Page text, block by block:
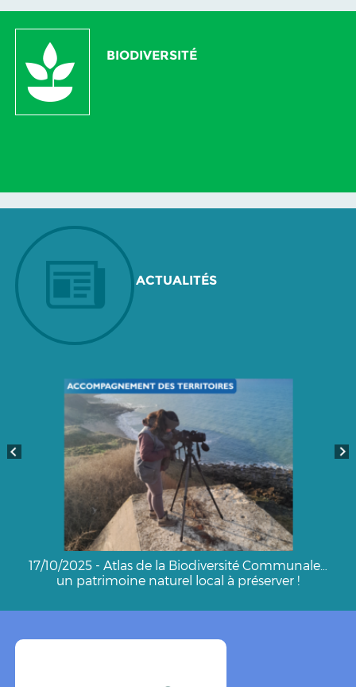
BIODIVERSITÉ
ACTUALITÉS
17/10/2025 - Atlas de la Biodiversité Communale…
un patrimoine naturel local à préserver !